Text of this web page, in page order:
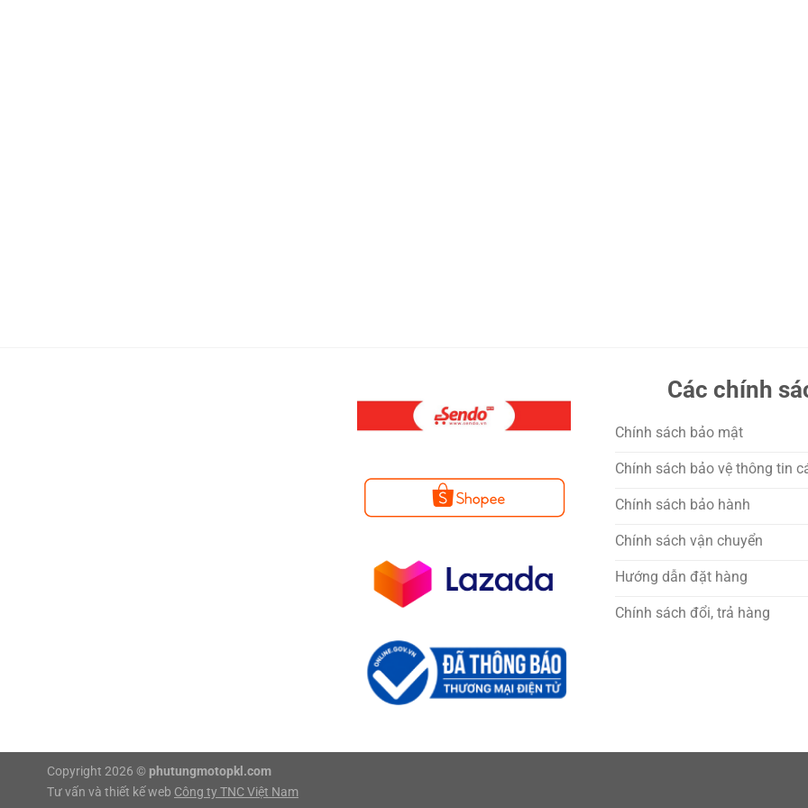
Các chính
Chính sách bảo mật
Chính sách bảo vệ thông tin
Chính sách bảo hành
Chính sách vận chuyển
Hướng dẫn đặt hàng
Chính sách đổi, trả hàng
Copyright 2026 © phutungmotopkl.com
Tư vấn và thiết kế web Công ty TNC Việt Nam